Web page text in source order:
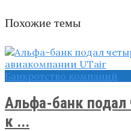
Похожие темы
Банкротство компаний
Альфа-банк
к ...